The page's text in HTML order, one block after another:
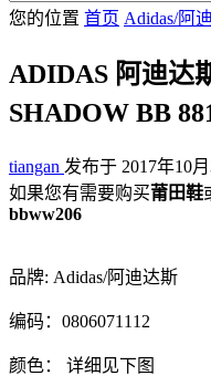
您的位置 首页 Adidas/阿
ADIDAS 阿迪达
SHADOW BB
tiangan 发布于 2017年10月
如果您有需要购买莆田鞋
bbww206
品牌: Adidas/阿迪达斯
编码：0806071112
颜色： 详细见下图